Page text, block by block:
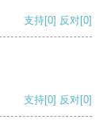
支持[0] 反对[0]
支持[0] 反对[0]